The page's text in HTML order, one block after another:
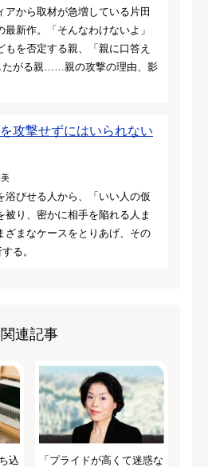
アから取材が急増している片田
最新作。「そんなわけないよ」
もを否定する親、「親に口答え
たがる親……親の攻撃の理由、影
攻撃せずにはいられない
浴びせる人から、「いい人の仮
被り、密かに相手を陥れる人ま
ざまなケースをとりあげ、その
る。
関連記事
込
「プライドが高くて迷惑な